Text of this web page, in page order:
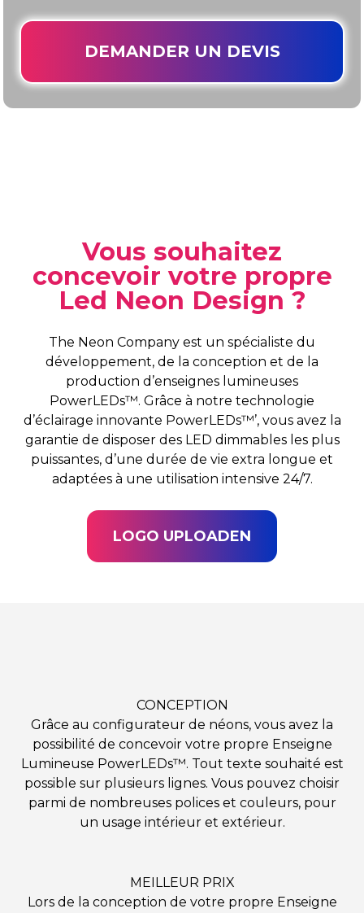
DEMANDER UN DEVIS
Vous souhaitez
concevoir votre propre
Led Neon Design ?
The Neon Company est un spécialiste du
développement, de la conception et de la
production d’enseignes lumineuses
PowerLEDs™. Grâce à notre technologie
d’éclairage innovante PowerLEDs™’, vous avez la
garantie de disposer des LED dimmables les plus
puissantes, d’une durée de vie extra longue et
adaptées à une utilisation intensive 24/7.
LOGO UPLOADEN
CONCEPTION
Grâce au configurateur de néons, vous avez la
possibilité de concevoir votre propre Enseigne
Lumineuse PowerLEDs™. Tout texte souhaité est
possible sur plusieurs lignes. Vous pouvez choisir
parmi de nombreuses polices et couleurs, pour
un usage intérieur et extérieur.
MEILLEUR PRIX
Lors de la conception de votre propre Enseigne